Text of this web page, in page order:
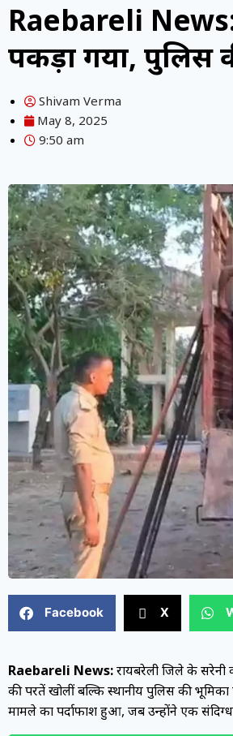
Raebareli
पकड़ा गया, पुलिस
Shivam Verma
May 8, 2025
9:50 am
Facebook X
Raebareli News:रायबरेली जिले के सरेनी
की परतें खोलीं बल्कि स्थानीय पुलिस की
मामले का पर्दाफाश हुआ, जब उन्होंने एक संदिग्ध